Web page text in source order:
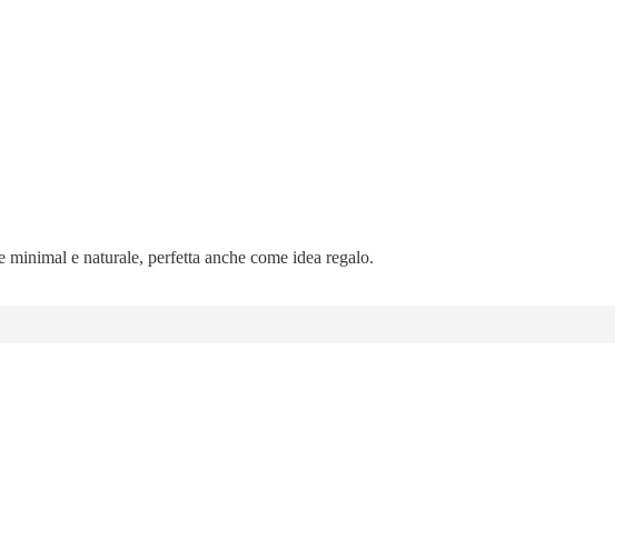
e naturale, perfetta anche come idea regalo.